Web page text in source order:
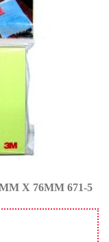
X 76MM 671-5